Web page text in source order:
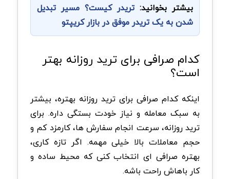
بیشتر بخوانید: تریدر کیست؟ مسیر تبدیل
شدن به یک تریدر موفق در بازار کریپتو
کدام صرافی برای ترید روزانه بهتر
است؟
اینکه کدام صرافی برای ترید روزانه بهتره، بیشتر
به سبک معامله و نیاز خودت بستگی داره. برای
ترید روزانه، سرعت انجام سفارش ها، کارمزد کم و
حجم معاملات بالا خیلی مهمه. اگر تازه کاری،
بهتره صرافی ای انتخاب کنی که محیط ساده و
کار باهاش راحت باشه.